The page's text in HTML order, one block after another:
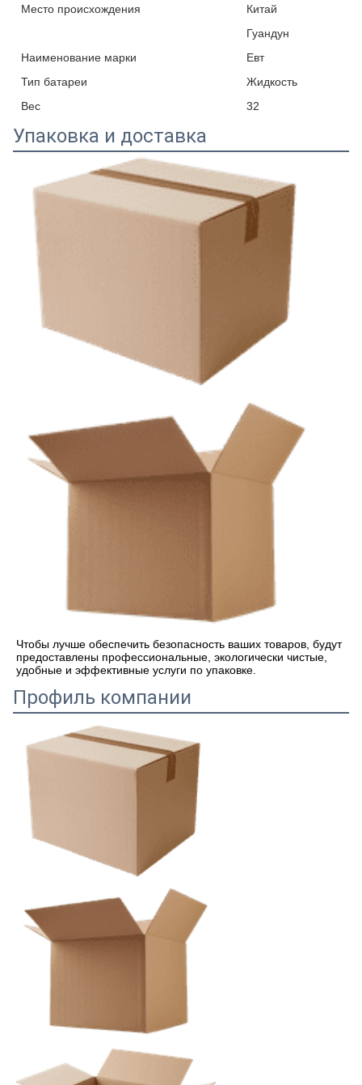
Место происхождения
Китай
Гуандун
Наименование марки
Евт
Тип батареи
Жидкость
Вес
32
Упаковка и доставка
Чтобы лучше обеспечить безопасность ваших товаров, будут
предоставлены профессиональные, экологически чистые,
удобные и эффективные услуги по упаковке.
Профиль компании